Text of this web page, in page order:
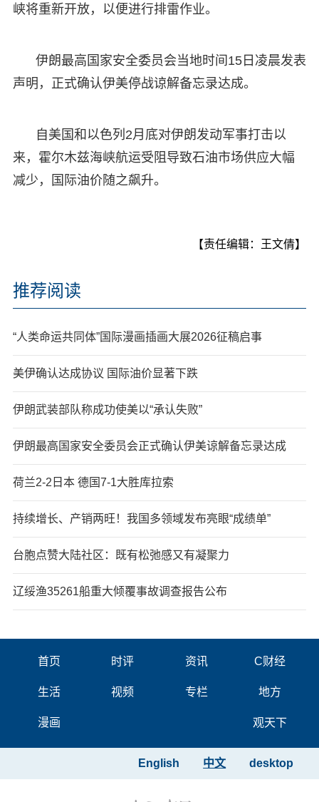
峡将重新开放，以便进行排雷作业。
伊朗最高国家安全委员会当地时间15日凌晨发表
声明，正式确认伊美停战谅解备忘录达成。
自美国和以色列2月底对伊朗发动军事打击以
来，霍尔木兹海峡航运受阻导致石油市场供应大幅
减少，国际油价随之飙升。
【责任编辑：王文倩】
推荐阅读
“人类命运共同体”国际漫画插画大展2026征稿启事
美伊确认达成协议 国际油价显著下跌
伊朗武装部队称成功使美以“承认失败”
伊朗最高国家安全委员会正式确认伊美谅解备忘录达成
荷兰2-2日本 德国7-1大胜库拉索
持续增长、产销两旺！我国多领域发布亮眼“成绩单”
台胞点赞大陆社区：既有松弛感又有凝聚力
辽绥渔35261船重大倾覆事故调查报告公布
首页 时评 资讯 C财经
生活 视频 专栏 地方
漫画 观天下
desktop
中文
English